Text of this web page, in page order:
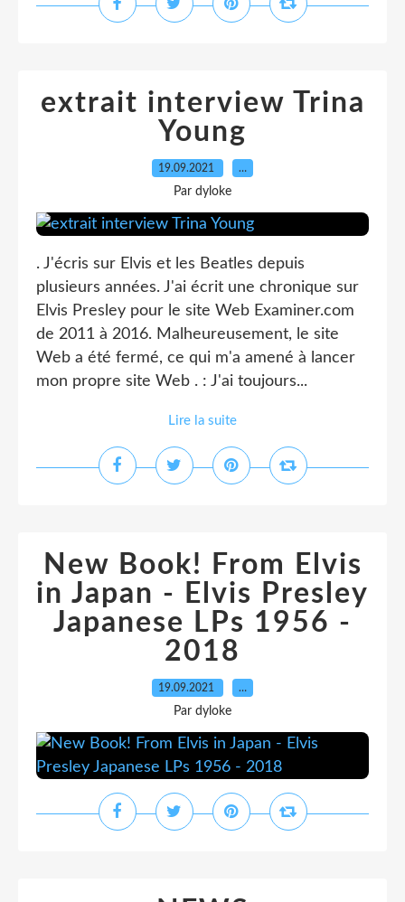
extrait interview Trina
Young
19.09.2021 …
Par dyloke
. J'écris sur Elvis et les Beatles depuis
plusieurs années. J'ai écrit une chronique sur
Elvis Presley pour le site Web Examiner.com
de 2011 à 2016. Malheureusement, le site
Web a été fermé, ce qui m'a amené à lancer
mon propre site Web . : J'ai toujours...
Lire la suite
New Book! From Elvis
in Japan - Elvis Presley
Japanese LPs 1956 -
2018
19.09.2021 …
Par dyloke